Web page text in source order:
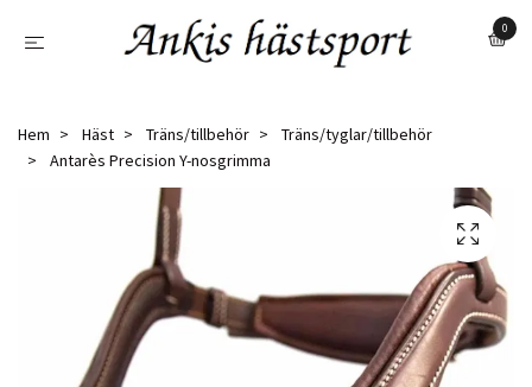
0
Hem Häst Träns/tillbehör
Träns/tyglar/tillbehör
Antarès Precision Y-nosgrimma